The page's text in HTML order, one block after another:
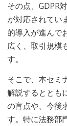
その点、GDPR
が対応されてい
的導入が進んで
広く、取引規模
す。
そこで、本セミ
解説するととも
の盲点や、今後
す。特に法務部